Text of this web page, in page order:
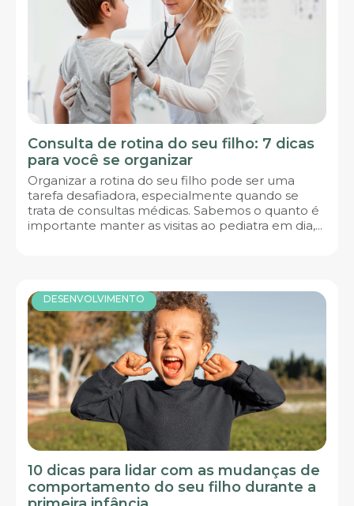
Consulta de rotina do seu filho: 7 dicas
para você se organizar
Organizar a rotina do seu filho pode ser uma
tarefa desafiadora, especialmente quando se
trata de consultas médicas. Sabemos o quanto é
importante manter as visitas ao pediatra em dia,...
DESENVOLVIMENTO
10 dicas para lidar com as mudanças de
comportamento do seu filho durante a